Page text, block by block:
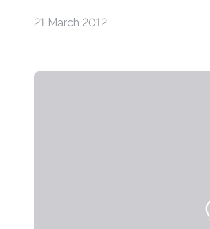
21 March 2012